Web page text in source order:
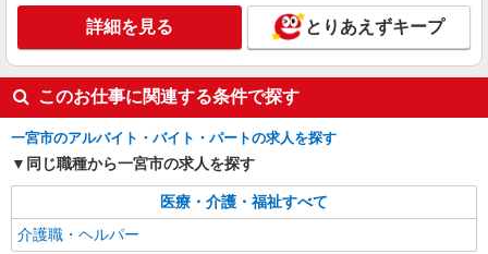
株式会社kotrio /●NG-H-1811952
毎日1万円＊デイサービス＊運転好きな方大集
時給1500円〜2125円 ＜日払い有/週払い有/交
通費全支給(ガソリン代含む)＞
一宮市
キープ
詳細を見る とりあえずキープ
このお仕事に関連する条件で探す
一宮市のアルバイト・バイト・パートの求人を探す
同じ職種から一宮市の求人を探す
医療・介護・福祉すべて
介護職・ヘルパー